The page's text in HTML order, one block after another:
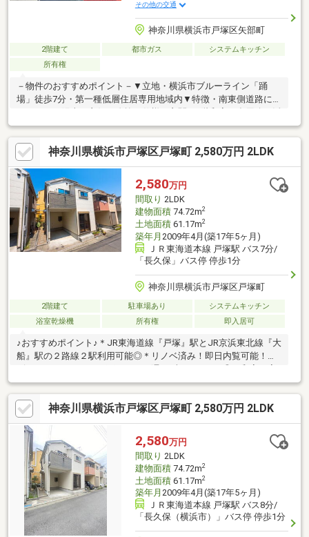
その他の交通
神奈川県横浜市戸塚区矢部町
2階建て 都市ガス
システムキッチン
所有権
－物件のおすすめポイント－▼立地・横浜市ブルーライン「踊
場」徒歩7分・第一種低層住居専用地域内▼特徴・南東側道路に面
用可能な独立配置・LD横にサンルームを設置・南東向きバルコニ
ーが面した主寝室は約8.1帖・季節物など集約可能な屋根裏収納
有・カースペース1台分有(車種による)▼設備・食器洗乾燥機▼周
辺環境・サミット踊場駅前店 徒歩6分(約450m)・矢部小学校 徒歩
3分(約180m)■ ご希望の住まい探しをお手伝いします
━━━━━・・・物件の詳細・ご相談はお気軽にお問い合わせく
ださい。
神奈川県横浜市戸塚区戸塚町 2,580万円 2LDK
2,580万円
間取り 2LDK
建物面積74.72m2
土地面積61.17m2
築年月 2009年4月(築17年5ヶ月)
ＪＲ東海道本線 戸塚駅 バス7分/
「長久保」バス停 停歩1分
神奈川県横浜市戸塚区戸塚町
2階建て 駐車場あり
システムキッチン
浴室乾燥機
所有権 即入居可
♪おすすめポイント♪＊JR東海道線『戸塚』駅とJR京浜東北線『大
船』駅の２路線２駅利用可能◎＊リノベ済み！即日内覧可能！＊
ビルトインガレージは雨の日でも濡れずにラクラク◎＊和室は家
族のくつろぎの空間に♪＊永住の地にふさわしい閑静な住宅街
♪◆◇物件探し・資金計画でお悩みの方へ◇◆横浜市の不動産な
ら当社ＫＩＺＵＮＡまでお問い合わせ下さい。ＳＵＵＭＯや他サ
イトには公開していない未公開物件や販売予定物件も多数ご紹介
中！資金計画にお悩みの方にはファイナンシャルプランナーによ
る無料相談会を承ります。物件ご購入後もＦＰによる生涯無料相
談付きで家計のアフターフォローもお任せください！
神奈川県横浜市戸塚区戸塚町 2,580万円 2LDK
2,580万円
間取り 2LDK
建物面積74.72m2
土地面積61.17m2
築年月 2009年4月(築17年5ヶ月)
ＪＲ東海道本線 戸塚駅 バス8分/
「長久保（横浜市）」バス停 停歩1分